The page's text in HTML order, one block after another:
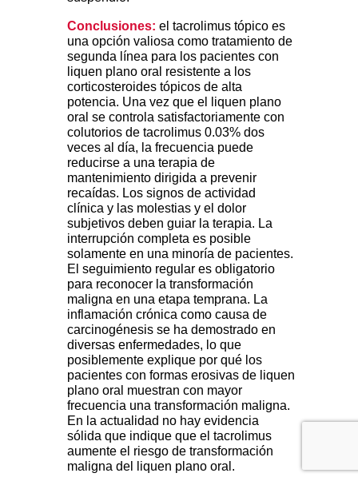
Conclusiones: el tacrolimus tópico es
una opción valiosa como tratamiento de
segunda línea para los pacientes con
liquen plano oral resistente a los
corticosteroides tópicos de alta
potencia. Una vez que el liquen plano
oral se controla satisfactoriamente con
colutorios de tacrolimus 0.03% dos
veces al día, la frecuencia puede
reducirse a una terapia de
mantenimiento dirigida a prevenir
recaídas. Los signos de actividad
clínica y las molestias y el dolor
subjetivos deben guiar la terapia. La
interrupción completa es posible
solamente en una minoría de pacientes.
El seguimiento regular es obligatorio
para reconocer la transformación
maligna en una etapa temprana. La
inflamación crónica como causa de
carcinogénesis se ha demostrado en
diversas enfermedades, lo que
posiblemente explique por qué los
pacientes con formas erosivas de liquen
plano oral muestran con mayor
frecuencia una transformación maligna.
En la actualidad no hay evidencia
sólida que indique que el tacrolimus
aumente el riesgo de transformación
maligna del liquen plano oral.